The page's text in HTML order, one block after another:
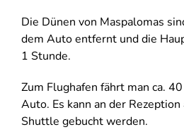
Die Dünen von Maspalomas
dem Auto entfernt und die
1 Stunde.
Zum Flughafen fährt man ca.
Auto. Es kann an der
Shuttle gebucht werden.